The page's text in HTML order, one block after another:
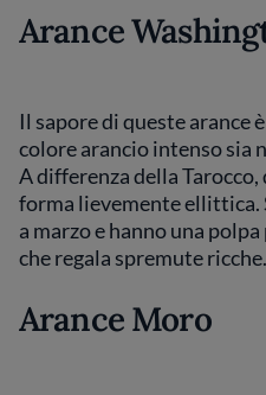
Arance
Il sapore di queste arance
colore arancio intenso sia
A differenza della Tarocco,
forma lievemente ellittica.
a marzo e hanno una
che regala spremute ricche.
Arance Moro